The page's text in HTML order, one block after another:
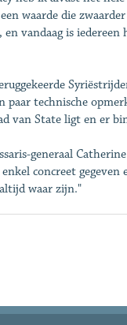
waarde die
vandaag is iedereen
paar technische
van State ligt en er
generaal
concreet
waar zijn."